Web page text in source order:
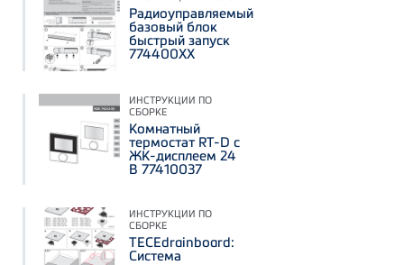
Радиоуправляемый
базовый блок
быстрый запуск
774400ХХ
ИНСТРУКЦИИ ПО
СБОРКЕ
Комнатный
термостат RT-D c
ЖК-дисплеем 24
В 77410037
ИНСТРУКЦИИ ПО
СБОРКЕ
TECEdrainboard:
Система